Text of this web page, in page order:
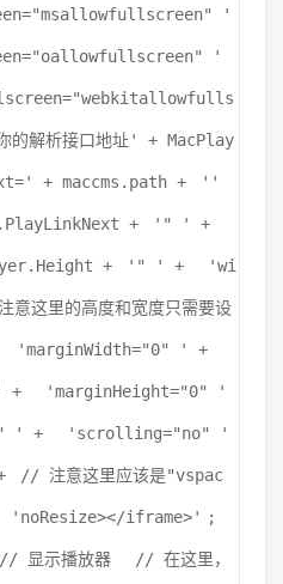
'
'
的解析接口地址' + MacPlay
+ maccms.path + ''
+ '" ' +
+ '" ' + 'wi
这里的高度和宽度只需要设
'marginWidth="0" ' +
+ 'marginHeight="0" '
' + 'scrolling="no" '
// 注意这里应该是"vspac
'noResize></iframe>' ;
// 显示播放器 // 在这里，